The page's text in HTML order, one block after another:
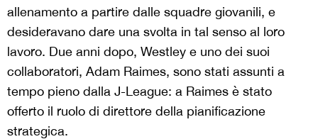
allenamento a partire dalle squadre giovanili, e
desideravano dare una svolta in tal senso al loro
lavoro. Due anni dopo, Westley e uno dei suoi
collaboratori, Adam Raimes, sono stati assunti a
tempo pieno dalla J-League: a Raimes è stato
offerto il ruolo di direttore della pianificazione
strategica.